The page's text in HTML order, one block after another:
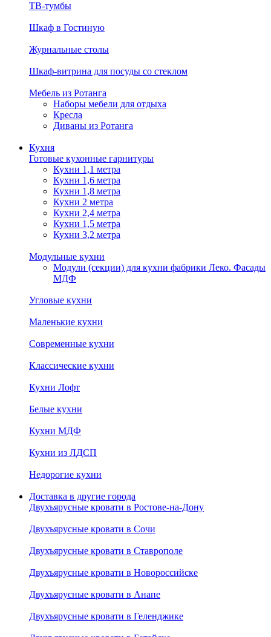
ТВ-тумбы
Шкаф в Гостиную
Журнальные столы
Шкаф-витрина для посуды со стеклом
Мебель из Ротанга
Наборы мебели для отдыха
Кресла
Диваны из Ротанга
Кухня
Готовые кухонные гарнитуры
Кухни 1,1 метра
Кухни 1,6 метра
Кухни 1,8 метра
Кухни 2 метра
Кухни 2,4 метра
Кухни 1,5 метра
Кухни 3,2 метра
Модульные кухни
Модули (секции) для кухни фабрики Леко. Фасады
МДФ
Угловые кухни
Маленькие кухни
Современные кухни
Классические кухни
Кухни Лофт
Белые кухни
Кухни МДФ
Кухни из ЛДСП
Недорогие кухни
Доставка в другие города
Двухъярусные кровати в Ростове-на-Дону
Двухъярусные кровати в Сочи
Двухъярусные кровати в Ставрополе
Двухъярусные кровати в Новороссийске
Двухъярусные кровати в Анапе
Двухъярусные кровати в Геленджике